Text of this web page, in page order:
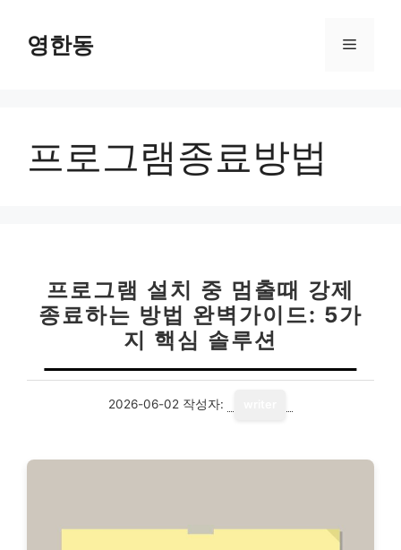
영한동 메
프로그램종료방법
프로그램 설치 중 멈출때 강제
종료하는 방법 완벽가이드: 5가
지 핵심 솔루션
2026-06-02 작성자: